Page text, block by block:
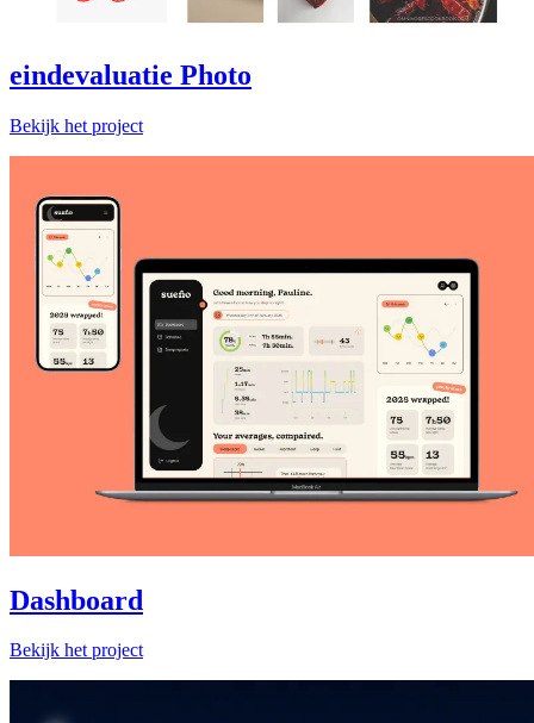
eindevaluatie Photo
Bekijk het project
Dashboard
Bekijk het project